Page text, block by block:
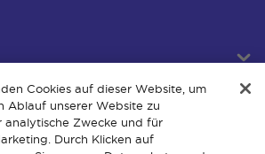
Cookies auf dieser Website, um
Ablauf unserer Website zu
analytische Zwecke und für
Durch Klicken auf